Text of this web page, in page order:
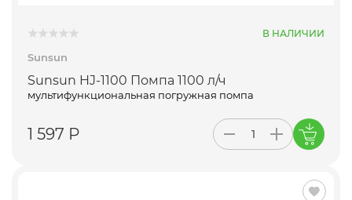
В НАЛИЧИИ
Sunsun
Sunsun HJ-1100 Помпа 1100 л/ч
мультифункциональная погружная помпа
1 597 Р